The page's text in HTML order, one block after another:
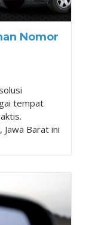
Nomor
tempat
Jawa Barat ini